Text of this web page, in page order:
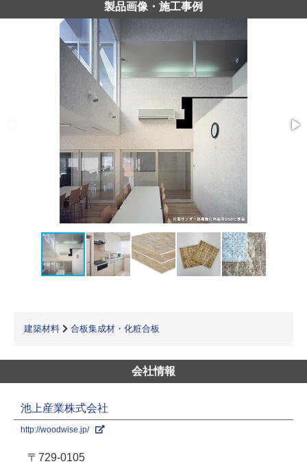
製品画像・施工事例
建築材料 合板集成材・化粧合板
会社情報
池上産業株式会社
http://woodwise.jp/
〒729-0105